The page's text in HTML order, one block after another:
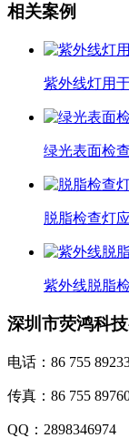
相关案例
紫外线灯用
绿光表面检
脱脂检查灯
紫外线脱脂
深圳市荧鸿科
电话：86 755
传真：86 755
QQ：2898346974